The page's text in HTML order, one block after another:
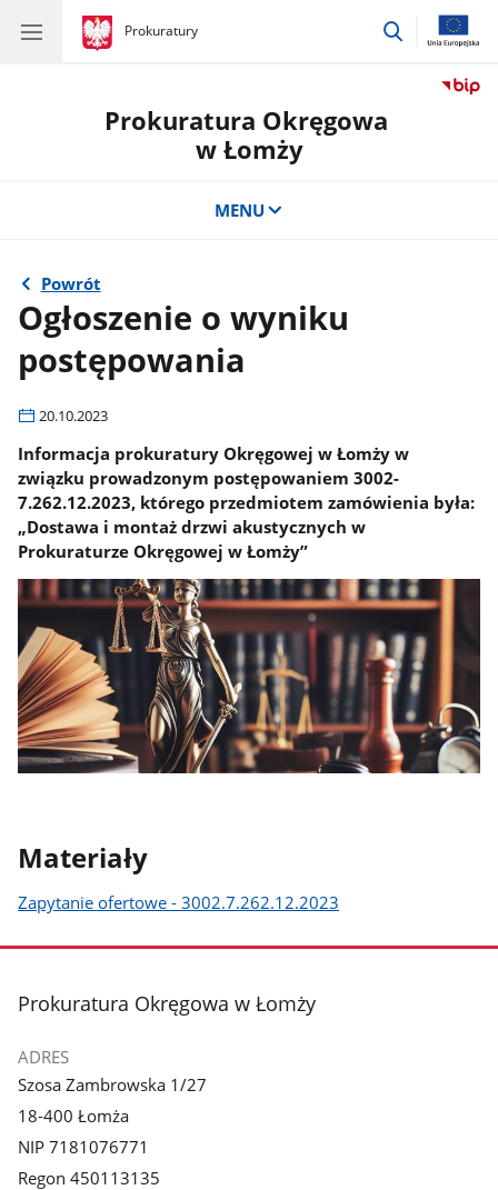
gov.pl
Prokuratury
gov.pl
Prokuratury
przejdź
Prokuratura Okręgowa
w Łomży
MENU
Powrót
Ogłoszenie o wyniku
postępowania
20.10.2023
Informacja prokuratury Okręgowej w Łomży w
związku prowadzonym postępowaniem 3002-
7.262.12.2023, którego przedmiotem zamówienia była:
„Dostawa i montaż drzwi akustycznych w
Prokuraturze Okręgowej w Łomży”
Materiały
Zapytanie ofertowe - 3002.7.262.12.2023
stopka
Prokuratura Okręgowa w Łomży
ADRES
Szosa Zambrowska 1/27
18-400 Łomża
NIP 7181076771
Regon 450113135